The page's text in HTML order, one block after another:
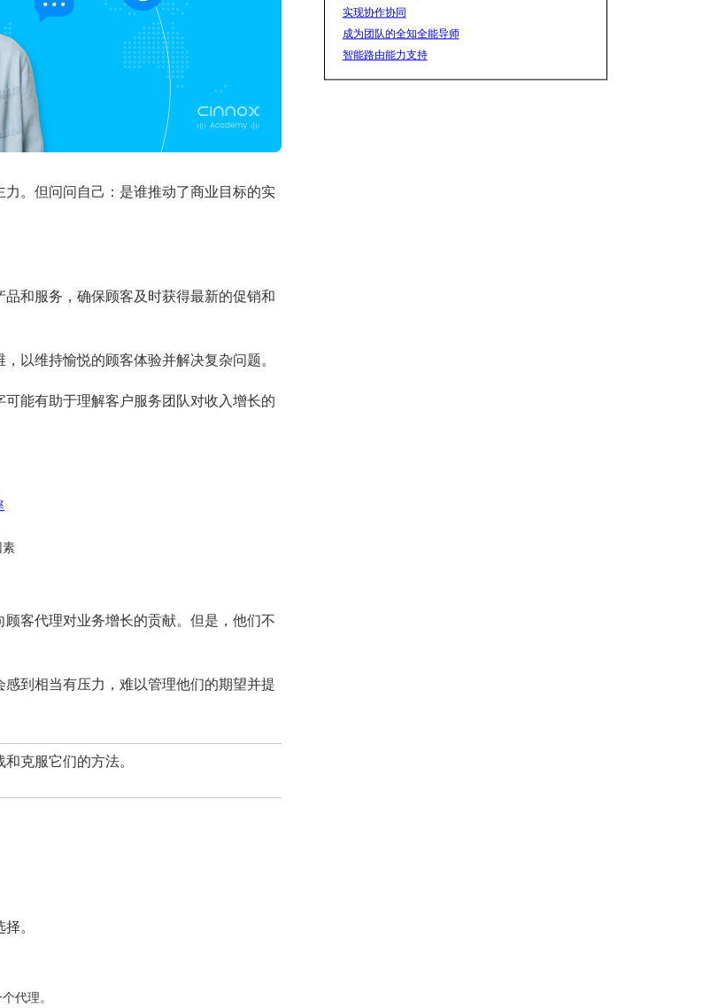
。但问问自己：是谁推动了商业目标的实
和服务，确保顾客及时获得最新的促销和
以维持愉悦的顾客体验并解决复杂问题。
能有助于理解客户服务团队对收入增长的
客代理对业务增长的贡献。但是，他们不
到相当有压力，难以管理他们的期望并提
克服它们的方法。
。
代理。
实现协作协同
成为团队的全知全能导师
智能路由能力支持